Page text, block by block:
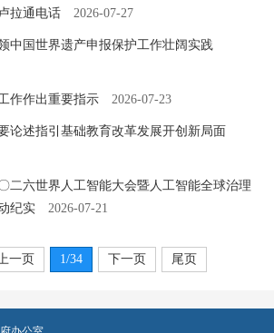
拉通电话 2026-07-27
中国世界遗产申报保护工作壮阔实践
作作出重要指示 2026-07-23
论述指引基础教育改革发展开创新局面
二六世界人工智能大会暨人工智能全球治理
纪实
2026-07-21
一页 1/34 下一页 尾页